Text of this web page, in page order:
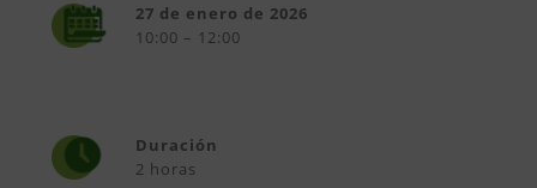
27 de enero de 2026
10:00 – 12:00
Duración
2 horas